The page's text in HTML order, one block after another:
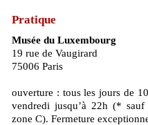
Pratique
Musée du Luxembourg
19 rue de Vaugirard
75006 Paris
ouverture : tous les jours de
vendredi jusqu’à 22h (* sauf
zone C). Fermeture